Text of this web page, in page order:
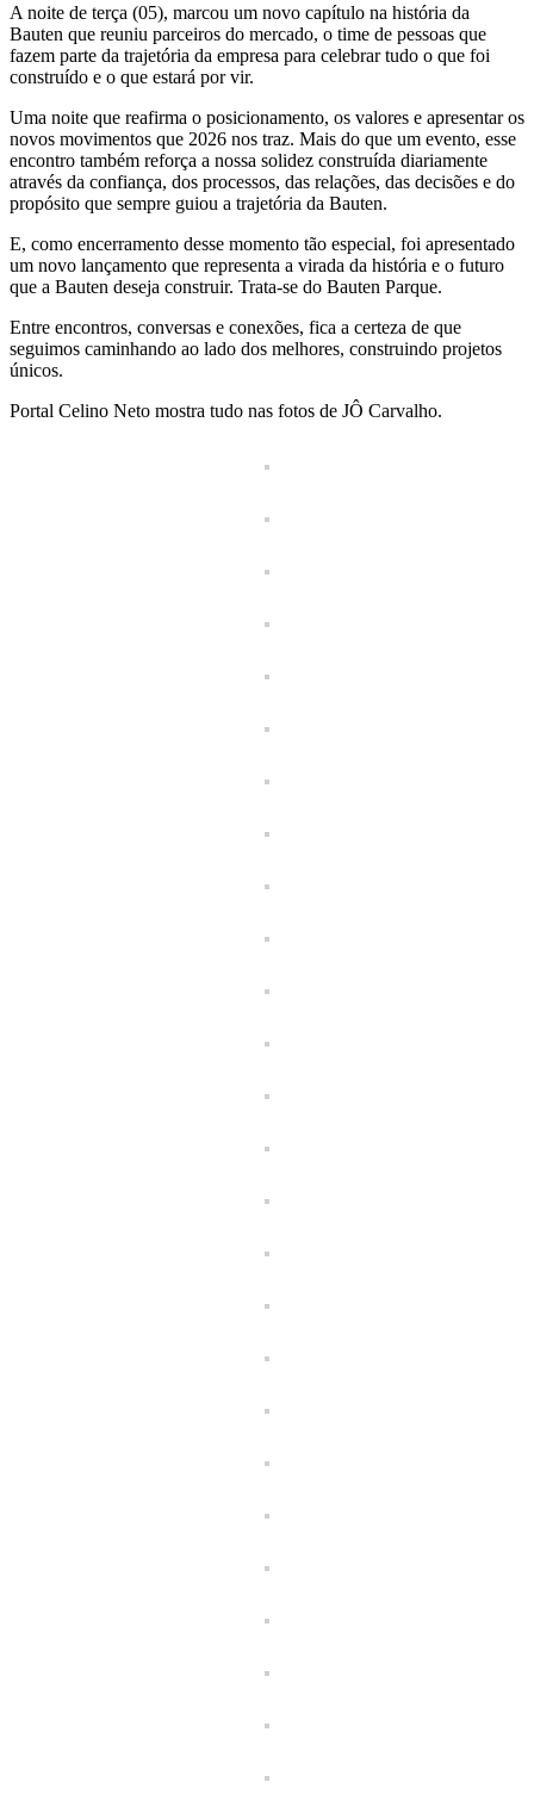
A noite de terça (05), marcou um novo capítulo na história da
Bauten que reuniu parceiros do mercado, o time de pessoas que
fazem parte da trajetória da empresa para celebrar tudo o que foi
construído e o que estará por vir.
Uma noite que reafirma o posicionamento, os valores e apresentar os
novos movimentos que 2026 nos traz. Mais do que um evento, esse
encontro também reforça a nossa solidez construída diariamente
através da confiança, dos processos, das relações, das decisões e do
propósito que sempre guiou a trajetória da Bauten.
E, como encerramento desse momento tão especial, foi apresentado
um novo lançamento que representa a virada da história e o futuro
que a Bauten deseja construir. Trata-se do Bauten Parque.
Entre encontros, conversas e conexões, fica a certeza de que
seguimos caminhando ao lado dos melhores, construindo projetos
únicos.
Portal Celino Neto mostra tudo nas fotos de JÔ Carvalho.